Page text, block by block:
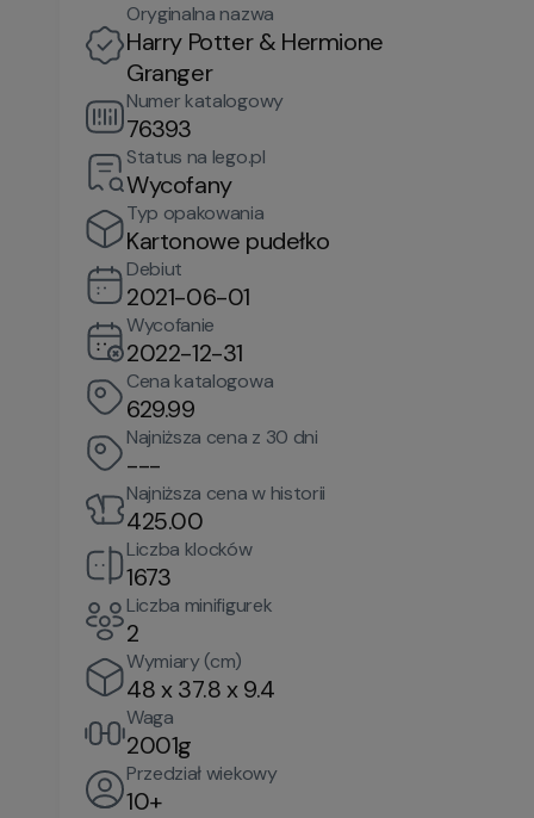
Oryginalna nazwa
Harry Potter & Hermione
Granger
Numer katalogowy
76393
Status na lego.pl
Wycofany
Typ opakowania
Kartonowe pudełko
Debiut
2021-06-01
Wycofanie
2022-12-31
Cena katalogowa
629.99
Najniższa cena z 30 dni
---
Najniższa cena w historii
425.00
Liczba klocków
1673
Liczba minifigurek
2
Wymiary (cm)
48 x 37.8 x 9.4
Waga
2001g
Przedział wiekowy
10+